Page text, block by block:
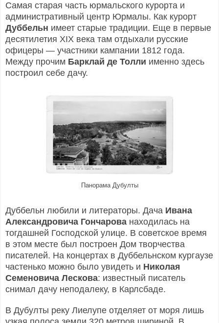
Самая старая часть юрмальского курорта и
административный центр Юрмалы. Как курорт
Дуббельн имеет старые традиции. Еще в первые
десятилетия ХIХ века там отдыхали русские
офицеры — участники кампании 1812 года.
Между прочим Барклай де Толли именно здесь
построил себе дачу.
Панорама Дубулты
Дуббельн любили и литераторы. Дача Ивана
Александровича Гончарова находилась на
тогдашней Господской улице. В советское время
в этом месте был построен Дом творчества
писателей. На концертах в Дуббельнском кургаузе
частенько можно было увидеть и Николая
Семеновича Лескова: известный писатель
снимал дачу неподалеку, в Карлсбаде.
В Дубулты реку Лиелупе отделяет от моря лишь